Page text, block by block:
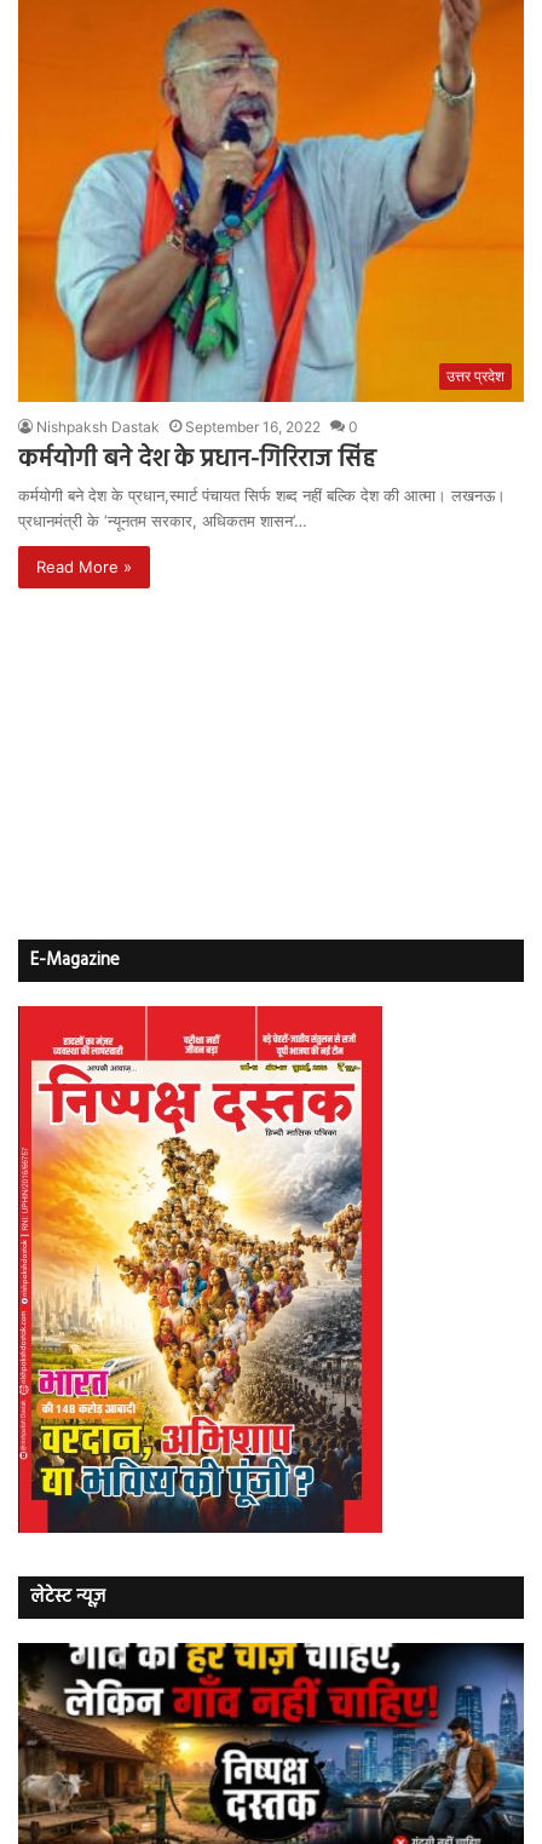
उत्तर प्रदेश
Nishpaksh Dastak September 16, 2022 0
कर्मयोगी बने देश के प्रधान-गिरिराज सिंह
कर्मयोगी बने देश के प्रधान,स्मार्ट पंचायत सिर्फ शब्द नहीं बल्कि देश की आत्मा। लखनऊ।
प्रधानमंत्री के ‘न्यूनतम सरकार, अधिकतम शासन’…
Read More »
E-Magazine
लेटेस्ट न्यूज़